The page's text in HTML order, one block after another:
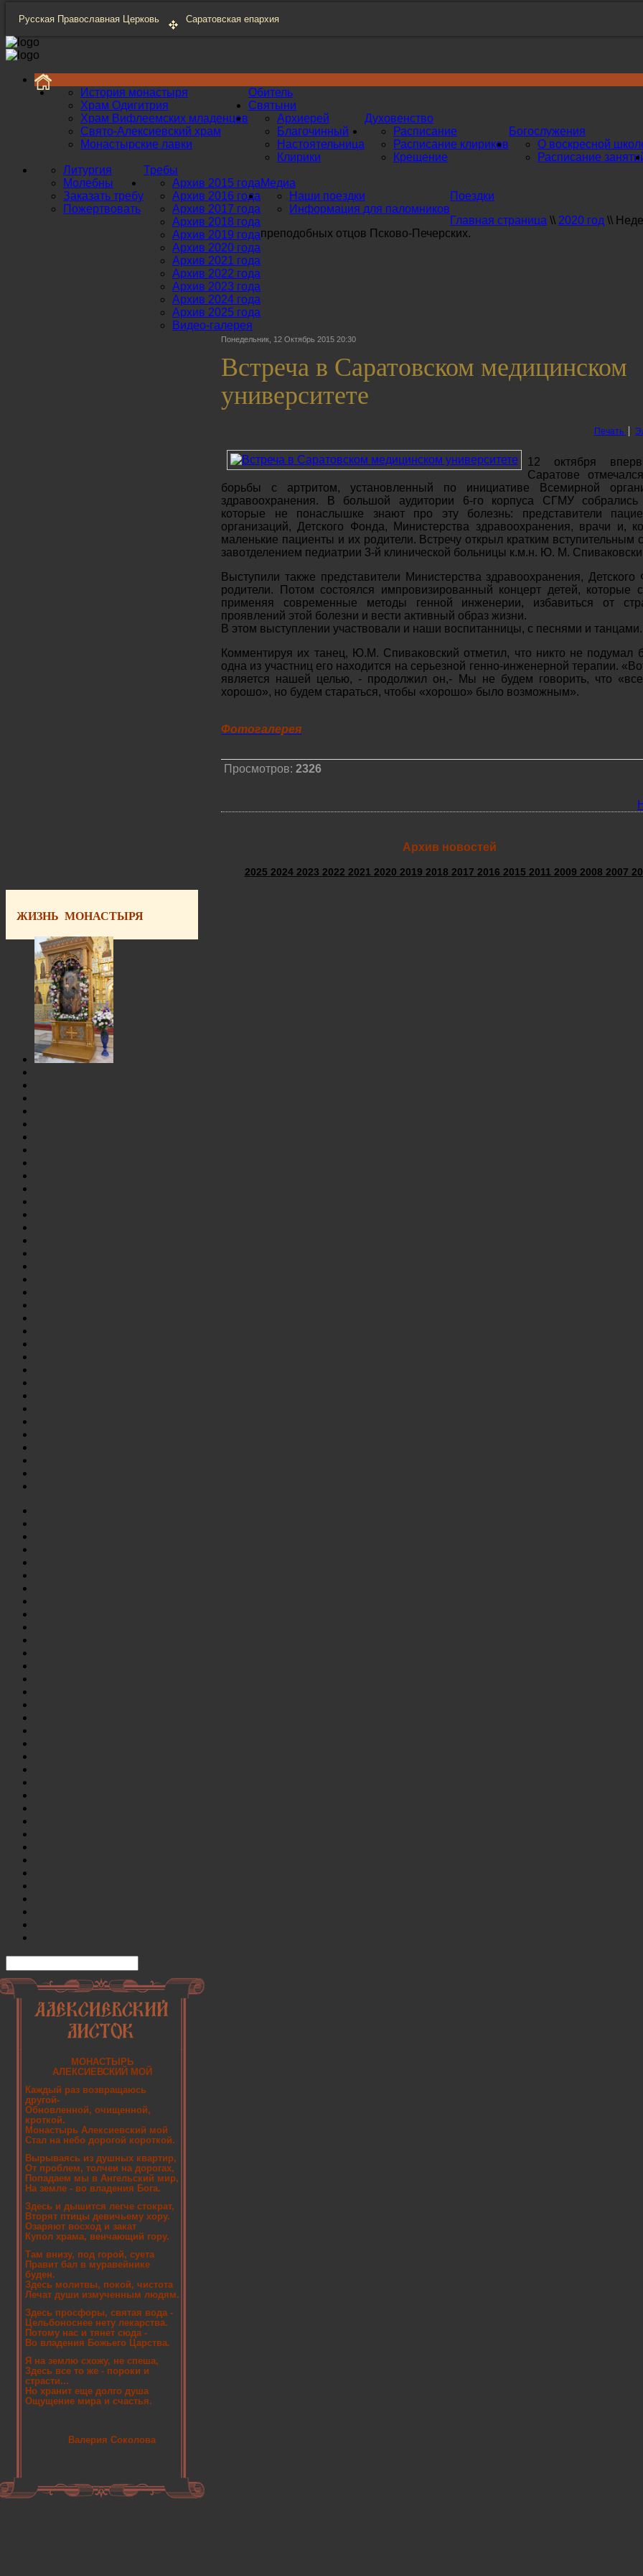
Русская Православная Церковь Саратовская епархия
Обитель
История монастыря
Храм Одигитрия
Храм Вифлеемских младенцев
Свято-Алексиевский храм
Монастырские лавки
Святыни
Духовенство
Архиерей
Благочинный
Настоятельница
Клирики
Богослужения
Расписание
Расписание клириков
Крещение
О воскресной
Расписание
Требы
Литургия
Молебны
Заказать требу
Пожертвовать
Медиа
Архив 2015 года
Архив 2016 года
Архив 2017 года
Архив 2018 года
Архив 2019 года
Архив 2020 года
Архив 2021 года
Архив 2022 года
Архив 2023 года
Архив 2024 года
Архив 2025 года
Видео-галерея
Поездки
Наши поездки
Информация для паломников
Главная страница \\ 2020 год \\
преподобных отцов Псково-Печерских.
Понедельник, 12 Октябрь 2015 20:30
Встреча в Саратовском медицинском
университете
Печать
12 октября
Саратове
борьбы с артритом, установленный по инициативе Всемирной
здравоохранения. В большой аудитории 6-го корпуса СГМУ
которые не понаслышке знают про эту болезнь: представители
организаций, Детского Фонда, Министерства здравоохранения, врачи и,
маленькие пациенты и их родители. Встречу открыл кратким вступительным
завотделением педиатрии 3-й клинической больницы к.м.н. Ю. М.
Выступили также представители Министерства здравоохранения, Детского
родители. Потом состоялся импровизированный концерт детей, которые
применяя современные методы генной инженерии, избавиться от
проявлений этой болезни и вести активный образ жизни.
В этом выступлении участвовали и наши воспитанницы, с песнями и танцами.
Комментируя их танец, Ю.М. Спиваковский отметил, что никто не подумал
одна из участниц его находится на серьезной генно-инженерной терапии.
является нашей целью, - продолжил он,- Мы не будем говорить, что «все
хорошо», но будем стараться, чтобы «хорошо» было возможным».
Фотогалерея
Просмотров: 2326
Архив новостей
2025 2024 2023 2022 2021 2020 2019 2018 2017 2016 2015 2011 2009 2008 2007
ЖИЗНЬ МОНАСТЫРЯ
МОНАСТЫРЬ
АЛЕКСИЕВСКИЙ МОЙ
Каждый раз возвращаюсь
другой-
Обновленной, очищенной,
кроткой.
Монастырь Алексиевский мой
Стал на небо дорогой короткой.
Вырываясь из душных квартир,
От проблем, толчеи на дорогах,
Попадаем мы в Ангельский мир,
На земле - во владения Бога.
Здесь и дышится легче стократ,
Вторят птицы девичьему хору.
Озаряют восход и закат
Купол храма, венчающий гору.
Там внизу, под горой, суета
Правит бал в муравейнике
буден.
Здесь молитвы, покой, чистота
Лечат души измученным людям.
Здесь просфоры, святая вода -
Цельбоноснее нету лекарства.
Потому нас и тянет сюда -
Во владения Божьего Царства.
Я на землю схожу, не спеша,
Здесь все то же - пороки и
страсти...
Но хранит еще долго душа
Ощущение мира и счастья.
Валерия Соколова